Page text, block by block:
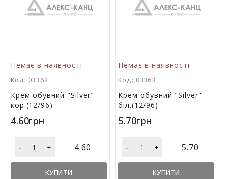
а
Т
о
а
о
Немає в наявності
Код: 03362
Крем обувний "Silver"
кор.(12/96)
4.60грн
- + 4.60
КУПИТИ
Немає в наявності
Код: 03363
Крем обувний "Silver"
біл.(12/96)
5.70грн
- + 5.70
КУПИТИ